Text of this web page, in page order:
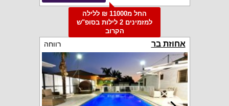
החל מ11000 ₪ ללילה
למזמינים 2 לילות בסופ"ש
הקרוב
אחוזת בר רווחה